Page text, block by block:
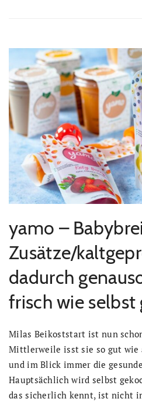
yamo –
Zusätze/
dadurch
frisch wie selbst
Milas Beikoststart ist nun
Mittlerweile isst sie so gut wie
und im Blick immer die
Hauptsächlich wird selbst
das sicherlich kennt, ist nicht